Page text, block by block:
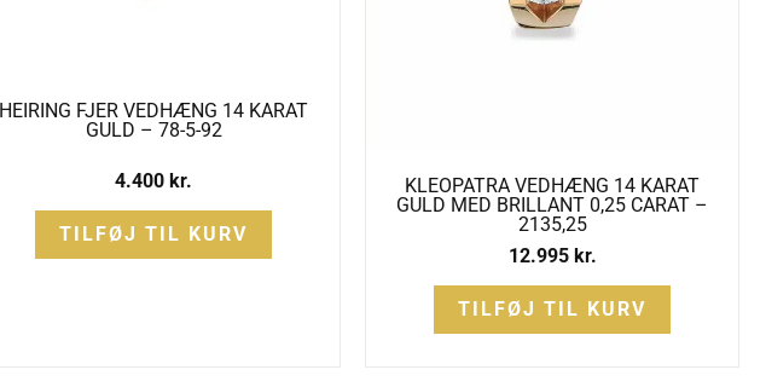
HEIRING FJER VEDHÆNG 14 KARAT
GULD – 78-5-92
4.400 kr.
TILFØJ TIL KURV
KLEOPATRA VEDHÆNG 14 KARAT
GULD MED BRILLANT 0,25 CARAT –
2135,25
12.995 kr.
TILFØJ TIL KURV